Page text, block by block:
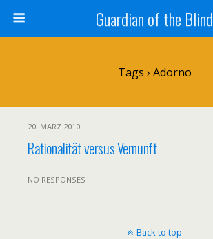
Guardian of the Blind
Tags › Adorno
20. MÄRZ 2010
Rationalität versus Vernunft
NO RESPONSES
Back to top